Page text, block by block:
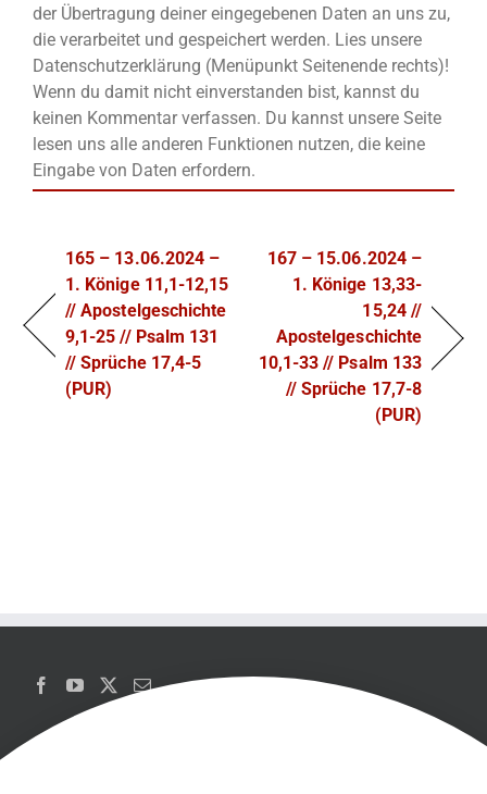
der Übertragung deiner eingegebenen Daten an uns zu,
die verarbeitet und gespeichert werden. Lies unsere
Datenschutzerklärung (Menüpunkt Seitenende rechts)!
Wenn du damit nicht einverstanden bist, kannst du
keinen Kommentar verfassen. Du kannst unsere Seite
lesen uns alle anderen Funktionen nutzen, die keine
Eingabe von Daten erfordern.
165 – 13.06.2024 –
1. Könige 11,1-12,15
// Apostelgeschichte
9,1-25 // Psalm 131
// Sprüche 17,4-5
(PUR)
167 – 15.06.2024 –
1. Könige 13,33-
15,24 //
Apostelgeschichte
10,1-33 // Psalm 133
// Sprüche 17,7-8
(PUR)